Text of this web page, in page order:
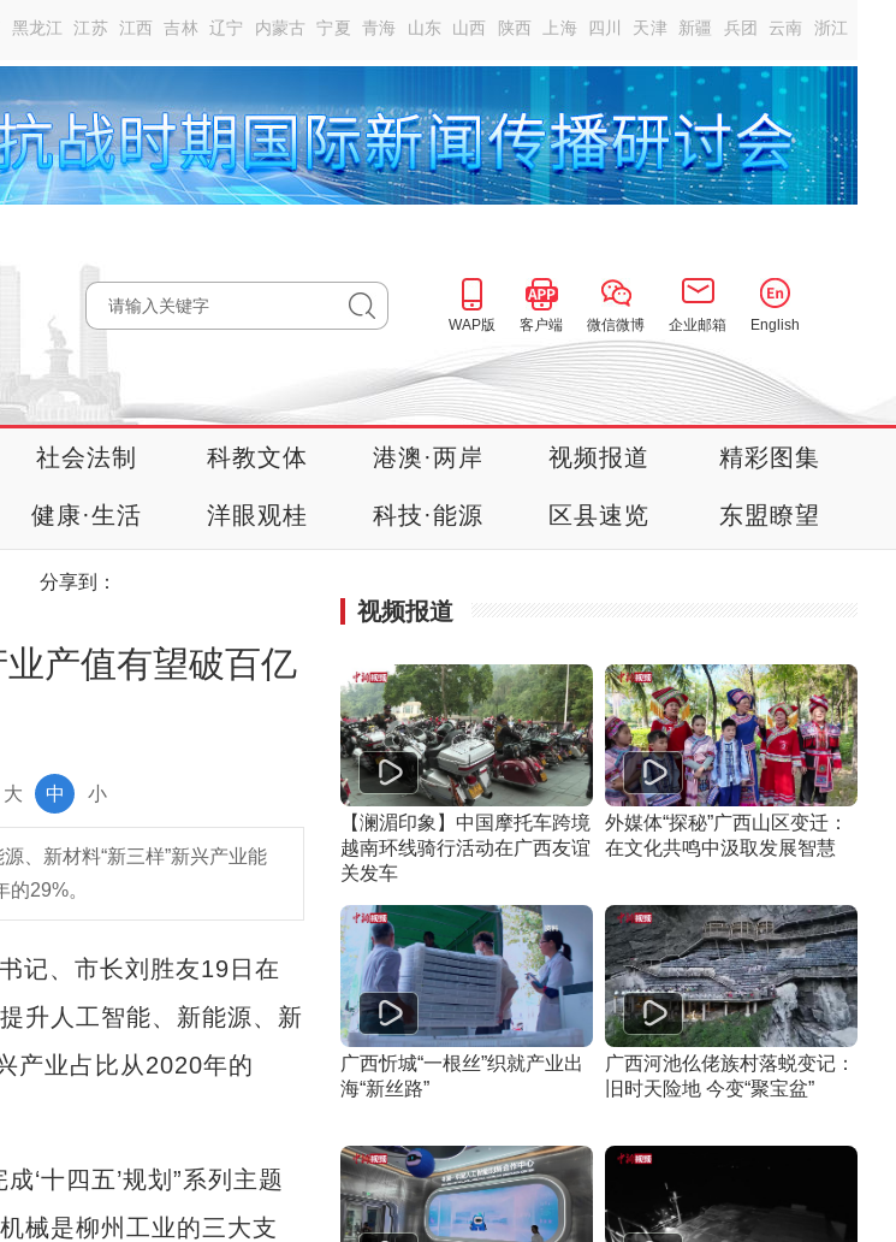
黑龙江 江苏 江西 吉林 辽宁 内蒙古 宁夏 青海 山东 山西 陕西 上海 四川 天津 新疆 兵团 云南 浙江
WAP版 客户端 微信微博 企业邮箱 English
社会法制 科教文体 港澳·两岸 视频报道 精彩图集
健康·生活 洋眼观桂 科技·能源 区县速览 东盟瞭望
分享到：
产值有望破百亿
小
中
大
、新材料“新三样”新兴产业能
29%。
记、市长刘胜友19日在
升人工智能、新能源、新
产业占比从2020年的
十四五’规划”系列主题
械是柳州工业的三大支
视频报道
【澜湄印象】中国摩托车跨境
越南环线骑行活动在广西友谊
关发车
外媒体“探秘”广西山区变迁：
在文化共鸣中汲取发展智慧
广西忻城“一根丝”织就产业出
海“新丝路”
广西河池仫佬族村落蜕变记：
旧时天险地 今变“聚宝盆”